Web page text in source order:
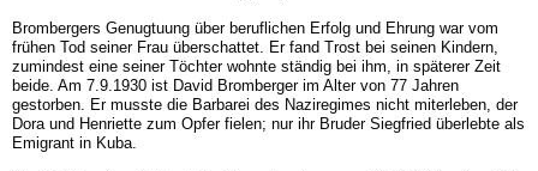
Brombergers Genugtuung über beruflichen Erfolg und Ehrung war vom
frühen Tod sei­ner Frau überschattet. Er fand Trost bei seinen Kindern,
zumindest eine seiner Töchter wohnte ständig bei ihm, in späterer Zeit
beide. Am 7.9.1930 ist David Bromberger im Alter von 77 Jahren
gestorben. Er musste die Bar­barei des Naziregimes nicht miterleben, der
Dora und Henriette zum Opfer fielen; nur ihr Bruder Siegfried überlebte als
Emigrant in Kuba.